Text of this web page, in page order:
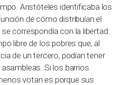
Aristóteles identificaba los
de cómo distribuían el
correspondía con la libertad:
libre de los pobres que, al
de un tercero, podían tener
Si los barrios
votan es porque sus